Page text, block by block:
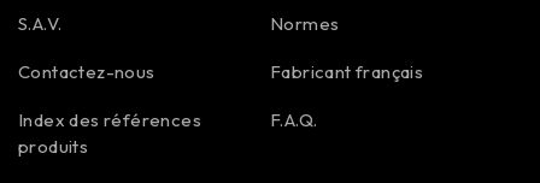
S.A.V.
Contactez-nous
Index des références
produits
Normes
Fabricant français
F.A.Q.